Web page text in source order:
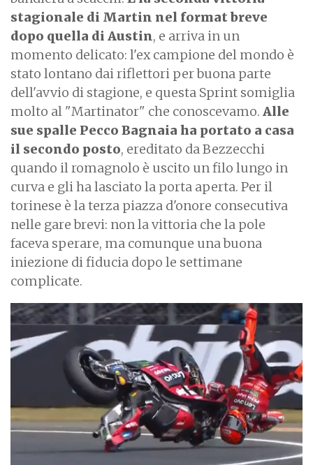
stagionale di Martin nel format breve
dopo quella di Austin, e arriva in un
momento delicato: l'ex campione del mondo è
stato lontano dai riflettori per buona parte
dell'avvio di stagione, e questa Sprint somiglia
molto al "Martinator" che conoscevamo. Alle
sue spalle Pecco Bagnaia ha portato a casa
il secondo posto, ereditato da Bezzecchi
quando il romagnolo è uscito un filo lungo in
curva e gli ha lasciato la porta aperta. Per il
torinese è la terza piazza d'onore consecutiva
nelle gare brevi: non la vittoria che la pole
faceva sperare, ma comunque una buona
iniezione di fiducia dopo le settimane
complicate.